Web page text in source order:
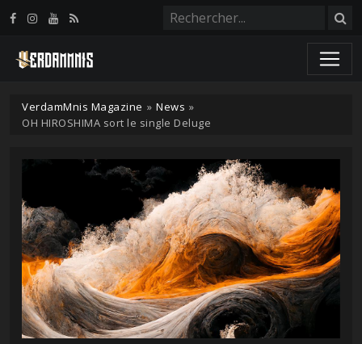
VerdamMnis Magazine » News »
OH HIROSHIMA sort le single Deluge
Panneau de gestion des cookies